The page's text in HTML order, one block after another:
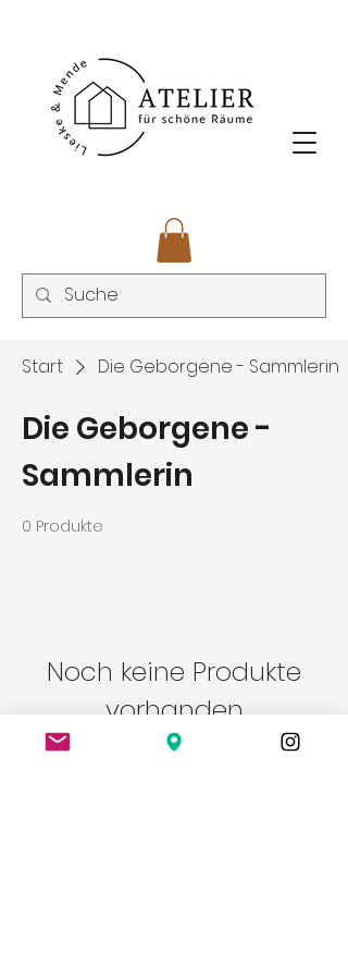
Start Die Geborgene - Sammlerin
Die Geborgene -
Sammlerin
0 Produkte
Noch keine Produkte
vorhanden
Bitte eine andere Kategorie wählen,